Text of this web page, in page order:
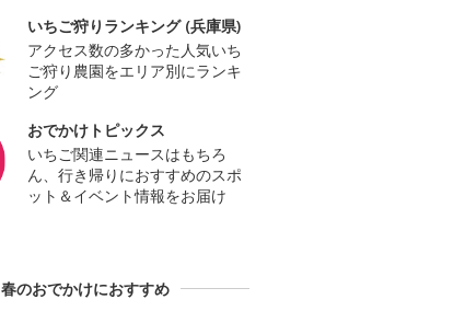
いちご狩りランキング (兵庫県)
アクセス数の多かった人気いち
ご狩り農園をエリア別にランキ
ング
おでかけトピックス
いちご関連ニュースはもちろ
ん、行き帰りにおすすめのスポ
ット＆イベント情報をお届け
春のおでかけにおすすめ